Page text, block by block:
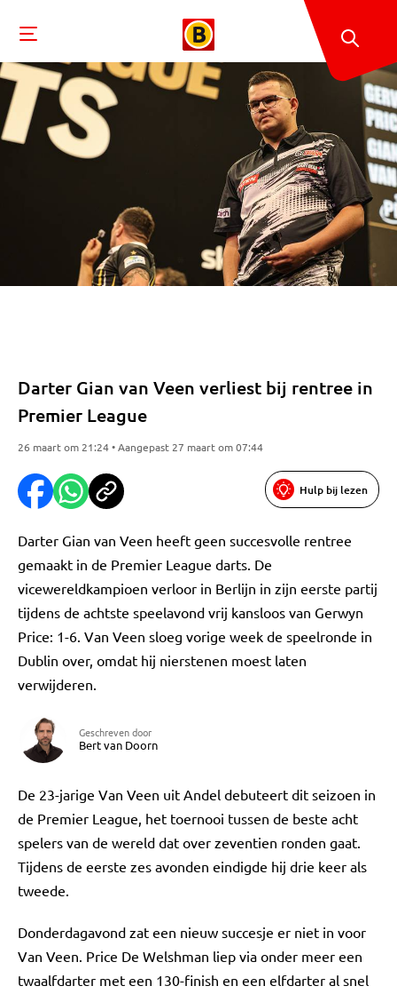
Darter Gian van Veen verliest bij rentree in
Premier League
26 maart om 21:24 • Aangepast 27 maart om 07:44
Hulp bij lezen
Darter Gian van Veen heeft geen succesvolle rentree
gemaakt in de Premier League darts. De
vicewereldkampioen verloor in Berlijn in zijn eerste partij
tijdens de achtste speelavond vrij kansloos van Gerwyn
Price: 1-6. Van Veen sloeg vorige week de speelronde in
Dublin over, omdat hij nierstenen moest laten
verwijderen.
Geschreven door
Bert van Doorn
De 23-jarige Van Veen uit Andel debuteert dit seizoen in
de Premier League, het toernooi tussen de beste acht
spelers van de wereld dat over zeventien ronden gaat.
Tijdens de eerste zes avonden eindigde hij drie keer als
tweede.
Donderdagavond zat een nieuw succesje er niet in voor
Van Veen. Price De Welshman liep via onder meer een
twaalfdarter met een 130-finish en een elfdarter al snel